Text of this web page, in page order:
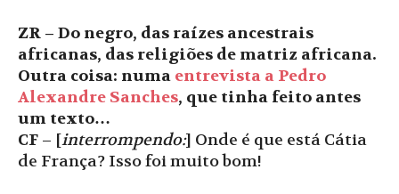
ZR – Do negro, das raízes ancestrais
africanas, das religiões de matriz africana.
Outra coisa: numa entrevista a Pedro
Alexandre Sanches, que tinha feito antes
um texto…
CF – [interrompendo:] Onde é que está Cátia
de França? Isso foi muito bom!